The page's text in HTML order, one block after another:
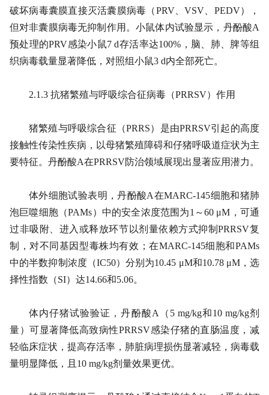
破坏病毒囊膜直接灭活囊膜病毒（PRV、VSV、PEDV），
但对非囊膜病毒无抑制作用。小鼠体内试验显示，丹酚酸A
预处理的PRV感染小鼠7 d存活率达100%，脑、肺、脾等组
织病毒载量显著降低，对照组小鼠3 d内全部死亡。
2.1.3 抗猪繁殖与呼吸综合征病毒（PRRSV）作用
猪繁殖与呼吸综合征（PRRS）是由PRRSV引起的高度
接触性传染性疾病，以母猪繁殖障碍和仔猪呼吸道症状为主
要特征。丹酚酸A在PRRSV防治领域展现出显著应用潜力。
体外细胞试验表明，丹酚酸A在MARC-145细胞和猪肺
泡巨噬细胞（PAMs）中的安全浓度范围为1～60 μM，可通
过非吸附、进入或释放环节以剂量依赖方式抑制PRRSV复
制，对不同基因型毒株均有效；在MARC-145细胞和PAMs
中的半数抑制浓度（IC50）分别为10.45 μM和10.78 μM，选
择性指数（SI）达14.66和5.06。
体内仔猪试验验证，丹酚酸A（5 mg/kg和10 mg/kg剂
量）可显著降低高致病性PRRSV感染仔猪的直肠温度，减
轻临床症状，提高存活率，肺脏病理损伤显著减轻，病毒载
量明显降低，且10 mg/kg剂量效果更优。